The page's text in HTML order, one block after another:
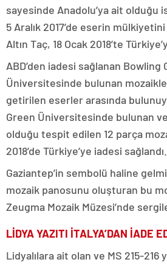
sayesinde Anadolu’ya ait olduğu
5 Aralık 2017’de eserin
Altın Taç, 18 Ocak 2018’te
ABD’den iadesi sağlanan Bowling
Üniversitesinde bulunan
getirilen eserler arasında
Green Üniversitesinde bulunan
olduğu tespit edilen 12 parça
2018’de Türkiye’ye iadesi sağlandı.
Gaziantep’in sembolü haline
mozaik panosunu oluşturan bu
Zeugma Mozaik Müzesi’nde
LİDYA YAZITI İTALYA’DAN İADE
Lidyalılara ait olan ve MS 215-216